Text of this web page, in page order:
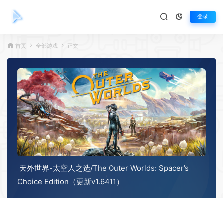
登录
首页 全部游戏 正文
天外世界-太空人之选/The Outer Worlds: Spacer’s
Choice Edition（更新v1.6411）